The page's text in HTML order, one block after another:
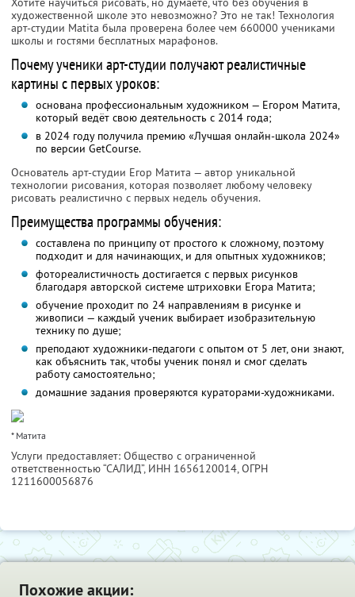
художественной школе это невозможно? Это не так! Технология
арт-студии Matita была проверена более чем 660000 учениками
школы и гостями бесплатных марафонов.
Почему ученики арт-студии получают реалистичные
картины с первых уроков:
основана профессиональным художником — Егором Матита,
который ведёт свою деятельность с 2014 года;
в 2024 году получила премию «Лучшая онлайн-школа 2024»
по версии GetCourse.
Основатель арт-студии Егор Матита — автор уникальной
технологии рисования, которая позволяет любому человеку
рисовать реалистично с первых недель обучения.
Преимущества программы обучения:
составлена по принципу от простого к сложному, поэтому
подходит и для начинающих, и для опытных художников;
фотореалистичность достигается с первых рисунков
благодаря авторской системе штриховки Егора Матита;
обучение проходит по 24 направлениям в рисунке и
живописи — каждый ученик выбирает изобразительную
технику по душе;
преподают художники-педагоги с опытом от 5 лет, они знают,
как объяснить так, чтобы ученик понял и смог сделать
работу самостоятельно;
домашние задания проверяются кураторами-художниками.
* Матита
Услуги предоставляет: Общество с ограниченной
ответственностью “САЛИД”, ИНН 1656120014, ОГРН
1211600056876
Похожие акции: